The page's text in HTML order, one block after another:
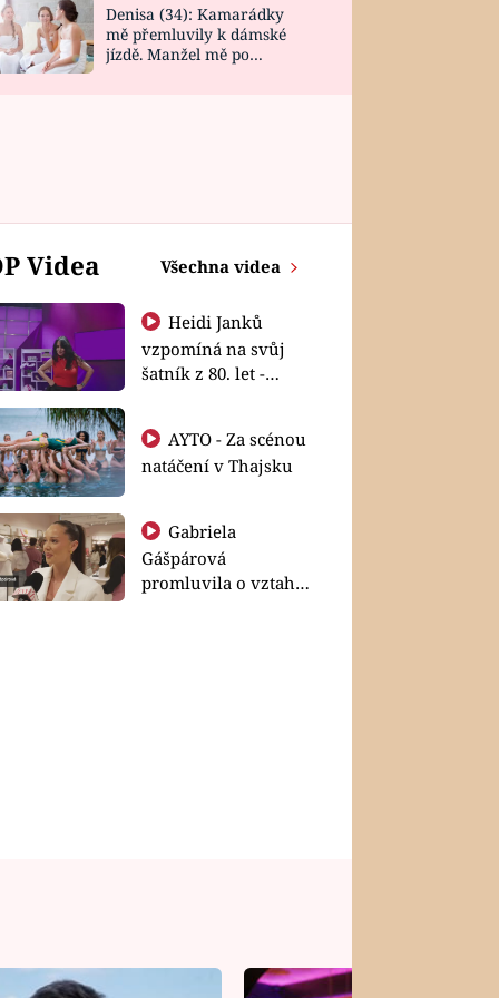
Denisa (34): Kamarádky
mě přemluvily k dámské
jízdě. Manžel mě po
Videa Všechna videa
Heidi Janků
vzpomíná na svůj
šatník z 80. let -
natáčení v Thajsku
Gabriela
Gášpárová
promluvila o vztahu